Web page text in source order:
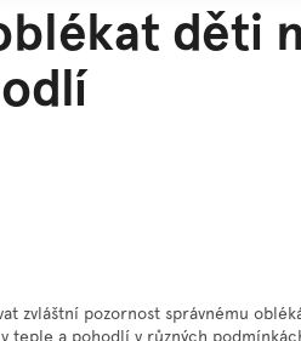
děti
zvláštní pozornost správnému
teple a pohodlí v různých